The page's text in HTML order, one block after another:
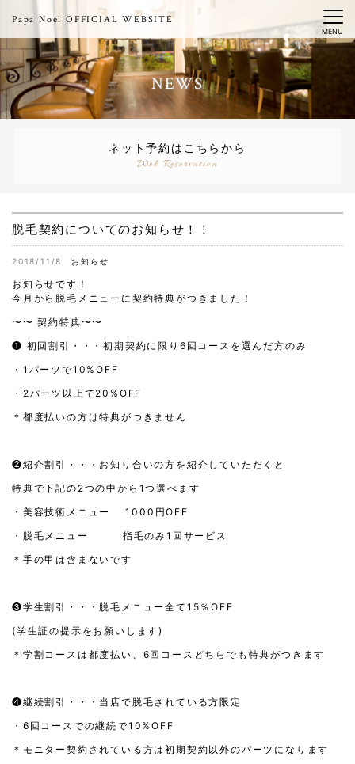
MENU
Papa Noel OFFICIAL WEBSITE
NEWS
ネット予約はこちらから
Web Reservation
脱毛契約についてのお知らせ！！
2018/11/8 お知らせ
お知らせです！
今月から脱毛メニューに契約特典がつきました！
〜〜 契約特典〜〜
❶ 初回割引・・・初期契約に限り6回コースを選んだ方のみ
・1パーツで10%OFF
・2パーツ以上で20%OFF
＊都度払いの方は特典がつきません
❷紹介割引・・・お知り合いの方を紹介していただくと
特典で下記の2つの中から1つ選べます
・美容技術メニュー 1000円OFF
・脱毛メニュー 指毛のみ1回サービス
＊手の甲は含まないです
❸学生割引・・・脱毛メニュー全て15％OFF
(学生証の提示をお願いします)
＊学割コースは都度払い、6回コースどちらでも特典がつきます
❹継続割引・・・当店で脱毛されている方限定
・6回コースでの継続で10%OFF
＊モニター契約されている方は初期契約以外のパーツになります